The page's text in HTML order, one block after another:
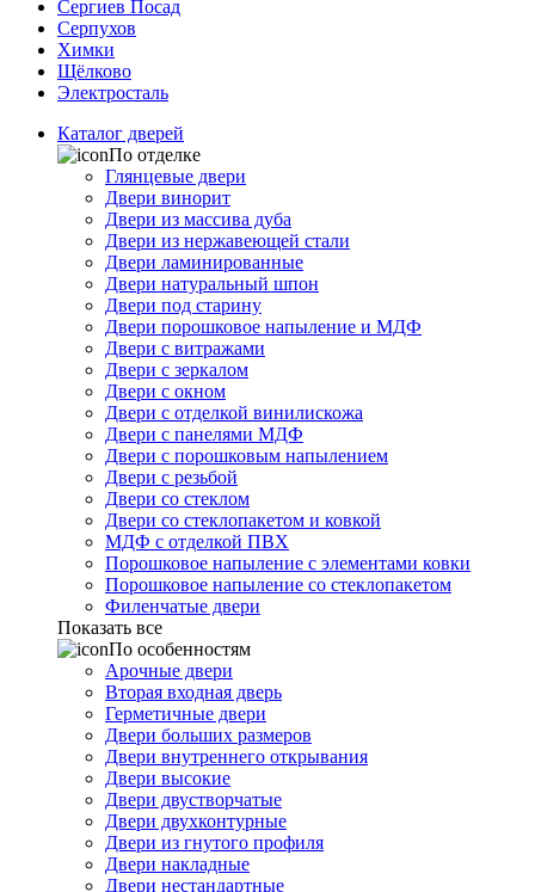
Сергиев Посад
Серпухов
Химки
Щёлково
Электросталь
Каталог дверей
По отделке
Глянцевые двери
Двери винорит
Двери из массива дуба
Двери из нержавеющей стали
Двери ламинированные
Двери натуральный шпон
Двери под старину
Двери порошковое напыление и МДФ
Двери с витражами
Двери с зеркалом
Двери с окном
Двери с отделкой винилискожа
Двери с панелями МДФ
Двери с порошковым напылением
Двери с резьбой
Двери со стеклом
Двери со стеклопакетом и ковкой
МДФ с отделкой ПВХ
Порошковое напыление с элементами ковки
Порошковое напыление со стеклопакетом
Филенчатые двери
Показать все
По особенностям
Арочные двери
Вторая входная дверь
Герметичные двери
Двери больших размеров
Двери внутреннего открывания
Двери высокие
Двери двустворчатые
Двери двухконтурные
Двери из гнутого профиля
Двери накладные
Двери нестандартные